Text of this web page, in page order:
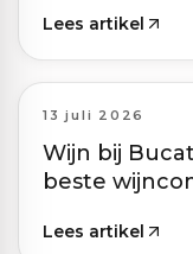
Lees artikel
13 juli 2026
Wijn bij
beste
Lees artikel